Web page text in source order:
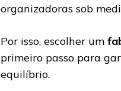
organizadoras sob
Por isso, escolher um
primeiro passo para
equilíbrio.